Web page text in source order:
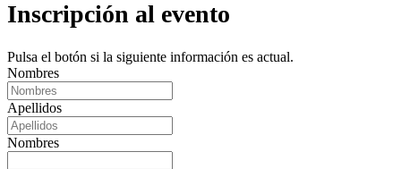
Inscripción al evento
Pulsa el botón si la siguiente información es actual.
Nombres
Apellidos
Nombres